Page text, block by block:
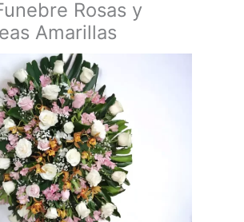
Rosas y
Amarillas